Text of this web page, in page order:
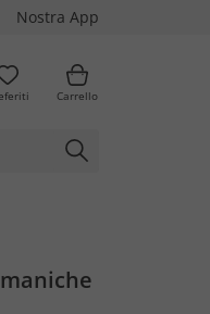
Nostra App
Carrello